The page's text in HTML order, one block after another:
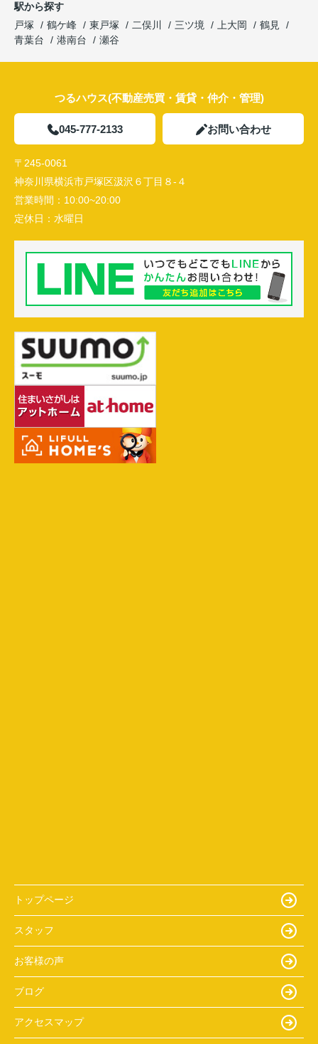
駅から探す
戸塚
鶴ケ峰 東戸塚 二俣川 三ツ境 上大岡
鶴見
青葉台
港南台 瀬谷
つるハウス(不動産売買・賃貸・仲介・管理)
045-777-2133 お問い合わせ
〒245-0061
神奈川県横浜市戸塚区汲沢６丁目８-４
営業時間： 10:00~20:00
定休日： 水曜日
トップページ
スタッフ
お客様の声
ブログ
アクセスマップ